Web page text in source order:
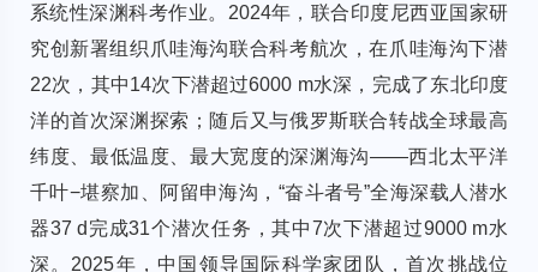
系统性深渊科考作业。2024年，联合印度尼西亚国家研
究创新署组织爪哇海沟联合科考航次，在爪哇海沟下潜
22次，其中14次下潜超过6000 m水深，完成了东北印度
洋的首次深渊探索；随后又与俄罗斯联合转战全球最高
纬度、最低温度、最大宽度的深渊海沟——西北太平洋
千叶−堪察加、阿留申海沟，“奋斗者号”全海深载人潜水
器37 d完成31个潜次任务，其中7次下潜超过9000 m水
深。2025年，中国领导国际科学家团队，首次挑战位